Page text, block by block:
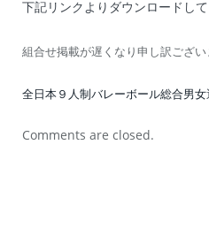
下記リンクよりダウンロードして
組合せ掲載が遅くなり申し訳ござい
全日本９人制バレーボール総合男
Comments are closed.